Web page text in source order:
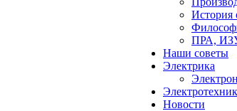
История
ПРА,
Наши советы
Электрика
Новости